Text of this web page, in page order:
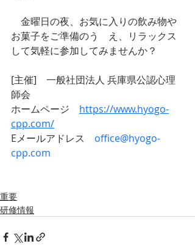
金曜日の夜、お気に入りの飲み物や
お菓子をご準備のう　え、リラックス
して気軽に参加してみませんか？
[主催]　一般社団法人 兵庫県公認心理
師会
ホームページ
https://www.hyogo-
cpp.com/
Eメールアドレス office@hyogo-
cpp.com
重要
研修情報